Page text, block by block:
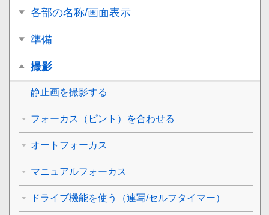
各部の名称/画面表示
準備
撮影
静止画を撮影する
フォーカス（ピント）を合わせる
オートフォーカス
マニュアルフォーカス
ドライブ機能を使う（連写/セルフタイマー）